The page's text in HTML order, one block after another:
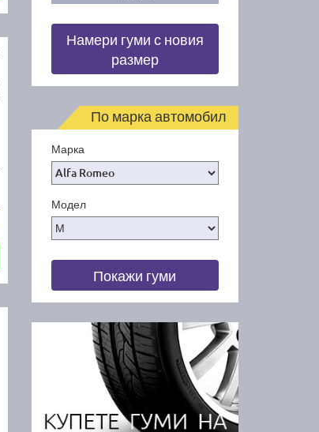
Намери гуми с новия
размер
По марка автомобил
Марка
Модел
Покажи гуми